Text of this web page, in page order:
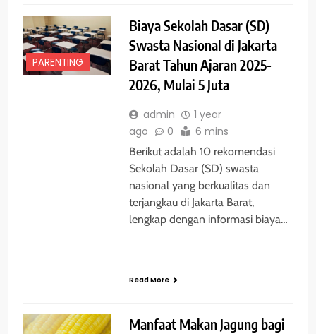
PARENTING
Biaya Sekolah Dasar (SD)
Swasta Nasional di Jakarta
Barat Tahun Ajaran 2025-
2026, Mulai 5 Juta
admin
1 year
ago
0 6 mins
Berikut adalah 10 rekomendasi
Sekolah Dasar (SD) swasta
nasional yang berkualitas dan
terjangkau di Jakarta Barat,
lengkap dengan informasi biaya…
Read More
Manfaat Makan Jagung bagi